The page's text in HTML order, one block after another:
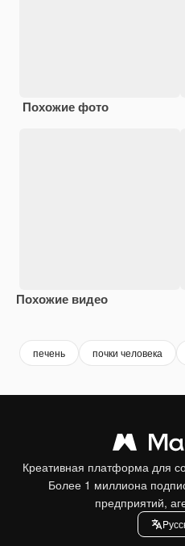
Похожие фото
Похожие видео
печень почки человека
Креативная платформа для
Более 1 миллиона
предприятий,